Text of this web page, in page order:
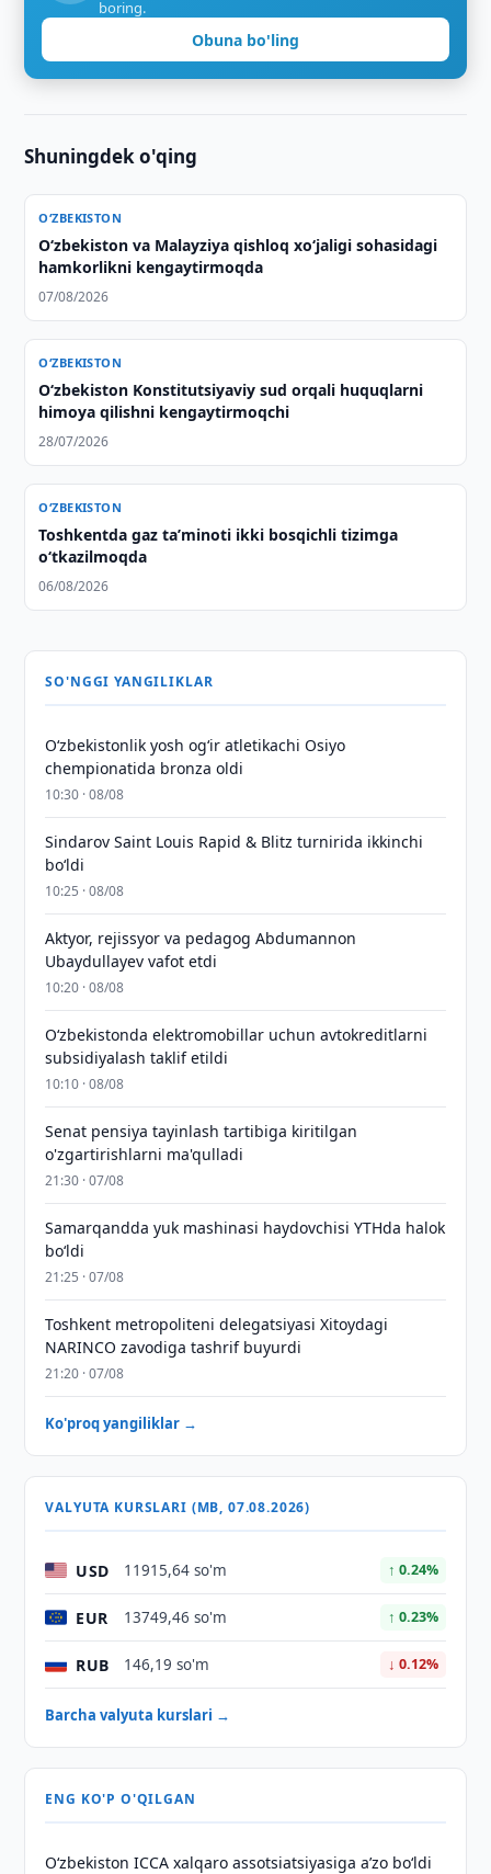
boring.
Obuna bo'ling
Shuningdek o'qing
O‘ZBEKISTON
Oʻzbekiston va Malayziya qishloq xoʻjaligi sohasidagi
hamkorlikni kengaytirmoqda
07/08/2026
O‘ZBEKISTON
Oʻzbekiston Konstitutsiyaviy sud orqali huquqlarni
himoya qilishni kengaytirmoqchi
28/07/2026
O‘ZBEKISTON
Toshkentda gaz taʼminoti ikki bosqichli tizimga
o‘tkazilmoqda
06/08/2026
SO'NGGI YANGILIKLAR
O‘zbekistonlik yosh og‘ir atletikachi Osiyo
chempionatida bronza oldi
10:30 · 08/08
Sindarov Saint Louis Rapid & Blitz turnirida ikkinchi
bo‘ldi
10:25 · 08/08
Aktyor, rejissyor va pedagog Abdumannon
Ubaydullayev vafot etdi
10:20 · 08/08
O‘zbekistonda elektromobillar uchun avtokreditlarni
subsidiyalash taklif etildi
10:10 · 08/08
Senat pensiya tayinlash tartibiga kiritilgan
o'zgartirishlarni ma'qulladi
21:30 · 07/08
Samarqandda yuk mashinasi haydovchisi YTHda halok
bo‘ldi
21:25 · 07/08
Toshkent metropoliteni delegatsiyasi Xitoydagi
NARINCO zavodiga tashrif buyurdi
21:20 · 07/08
Ko'proq yangiliklar →
VALYUTA KURSLARI (MB, 07.08.2026)
USD 11915,64 so'm ↑ 0.24%
EUR 13749,46 so'm ↑ 0.23%
RUB 146,19 so'm ↓ 0.12%
Barcha valyuta kurslari →
ENG KO'P O'QILGAN
O‘zbekiston ICCA xalqaro assotsiatsiyasiga aʼzo bo‘ldi